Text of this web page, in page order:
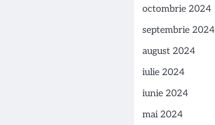
octombrie 2024
septembrie 2024
august 2024
iulie 2024
iunie 2024
mai 2024